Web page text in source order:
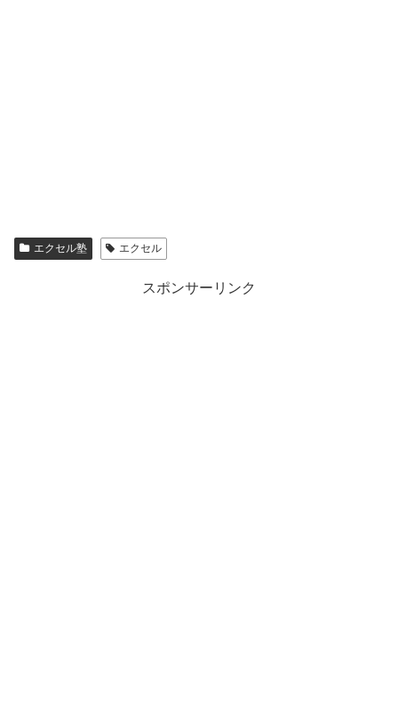
エクセル塾 エクセル
スポンサーリンク